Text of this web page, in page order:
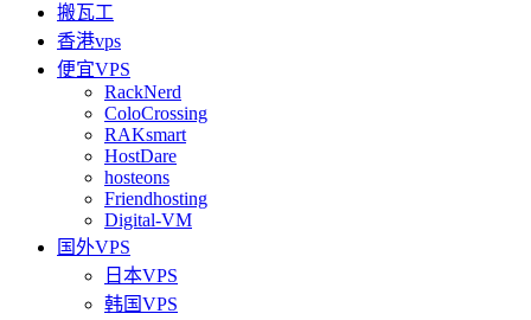
搬瓦工
香港vps
便宜VPS
RackNerd
ColoCrossing
RAKsmart
HostDare
hosteons
Friendhosting
Digital-VM
国外VPS
日本VPS
韩国VPS